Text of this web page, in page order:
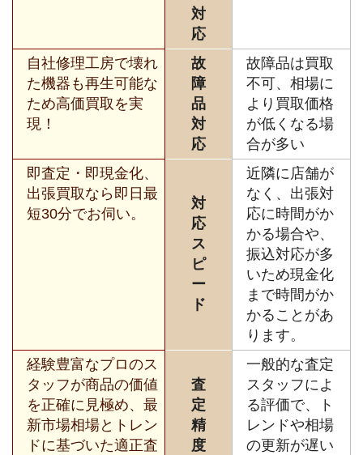
対
応
自社修理工房で壊れ
た機器も再生可能な
ため高価買取を実
現！
故
障
品
対
応
故障品は買取
不可、相場に
より買取価格
が低くなる場
合が多い
即査定・即現金化、
出張買取なら即日最
短30分でお伺い。
対
応
ス
ピ
ー
ド
近隣に店舗が
なく、出張対
応に時間がか
かる場合や、
振込対応が多
いため現金化
まで時間がか
かることがあ
ります。
経験豊富なプロのス
タッフが商品の価値
を正確に見極め、最
新市場相場とトレン
ドに基づいた適正査
査
定
精
度
一般的な査定
スタッフによ
る評価で、ト
レンドや相場
の更新が遅い